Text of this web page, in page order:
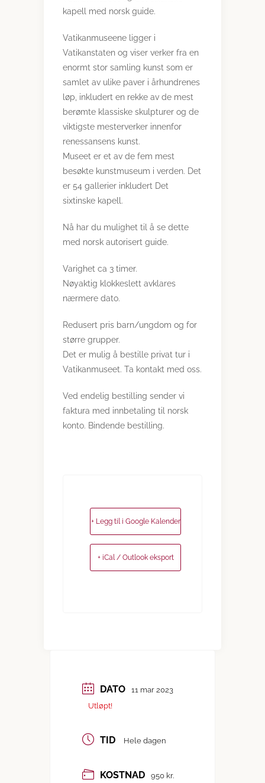
kapell med norsk guide.
Vatikanmuseene ligger i
Vatikanstaten og viser verker fra en
enormt stor samling kunst som er
samlet av ulike paver i århundrenes
løp, inkludert en rekke av de mest
berømte klassiske skulpturer og de
viktigste mesterverker innenfor
renessansens kunst.
Museet er et av de fem mest
besøkte kunstmuseum i verden. Det
er 54 gallerier inkludert Det
sixtinske kapell.
Nå har du mulighet til å se dette
med norsk autorisert guide.
Varighet ca 3 timer.
Nøyaktig klokkeslett avklares
nærmere dato.
Redusert pris barn/ungdom og for
større grupper.
Det er mulig å bestille privat tur i
Vatikanmuseet. Ta kontakt med oss.
Ved endelig bestilling sender vi
faktura med innbetaling til norsk
konto. Bindende bestilling.
+ Legg til i Google Kalender
+ iCal / Outlook eksport
DATO
11 mar 2023
Utløpt!
TID Hele dagen
KOSTNAD 950 kr.